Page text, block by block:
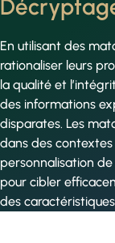
En utilisant des
rationaliser leurs
la qualité et
des informations
disparates. Les
dans des
personnalisation
pour cibler
des